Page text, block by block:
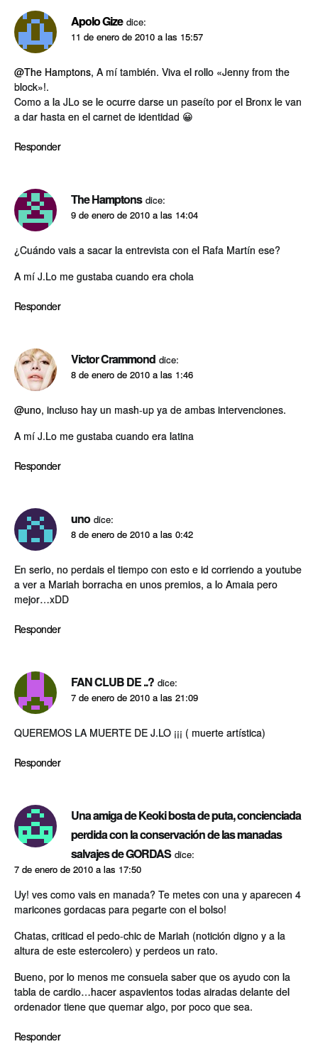
Apolo Gize dice:
11 de enero de 2010 a las 15:57
@The Hamptons, A mí­ también. Viva el rollo «Jenny from the
block»!.
Como a la JLo se le ocurre darse un paseí­to por el Bronx le van
a dar hasta en el carnet de identidad 😀
Responder
The Hamptons dice:
9 de enero de 2010 a las 14:04
¿Cuándo vais a sacar la entrevista con el Rafa Martí­n ese?
A mí­ J.Lo me gustaba cuando era chola
Responder
Victor Crammond dice:
8 de enero de 2010 a las 1:46
@uno, incluso hay un mash-up ya de ambas intervenciones.
A mí­ J.Lo me gustaba cuando era latina
Responder
uno dice:
8 de enero de 2010 a las 0:42
En serio, no perdais el tiempo con esto e id corriendo a youtube
a ver a Mariah borracha en unos premios, a lo Amaia pero
mejor…xDD
Responder
FAN CLUB DE ..? dice:
7 de enero de 2010 a las 21:09
QUEREMOS LA MUERTE DE J.LO ¡¡¡ ( muerte artí­stica)
Responder
Una amiga de Keoki bosta de puta, concienciada
perdida con la conservación de las manadas
salvajes de GORDAS dice:
7 de enero de 2010 a las 17:50
Uy! ves como vais en manada? Te metes con una y aparecen 4
maricones gordacas para pegarte con el bolso!
Chatas, criticad el pedo-chic de Mariah (notición digno y a la
altura de este estercolero) y perdeos un rato.
Bueno, por lo menos me consuela saber que os ayudo con la
tabla de cardio…hacer aspavientos todas airadas delante del
ordenador tiene que quemar algo, por poco que sea.
Responder